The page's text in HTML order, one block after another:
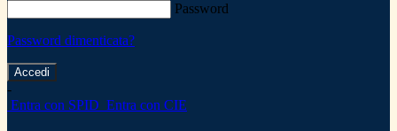
Password
Password dimenticata?
-
Entra con SPID Entra con CIE